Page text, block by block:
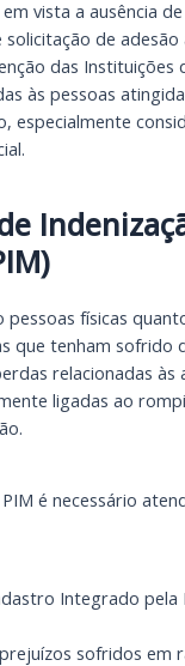
vista a ausência
de adesão
das Instituições
às pessoas
especialmente
pessoas físicas
que tenham sofrido
relacionadas às
ligadas ao
é necessário
Integrado pela
sofridos em